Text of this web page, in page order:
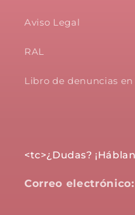
Aviso Legal
RAL
Libro de denuncias en
<tc>¿Dudas?
Correo electrónico: